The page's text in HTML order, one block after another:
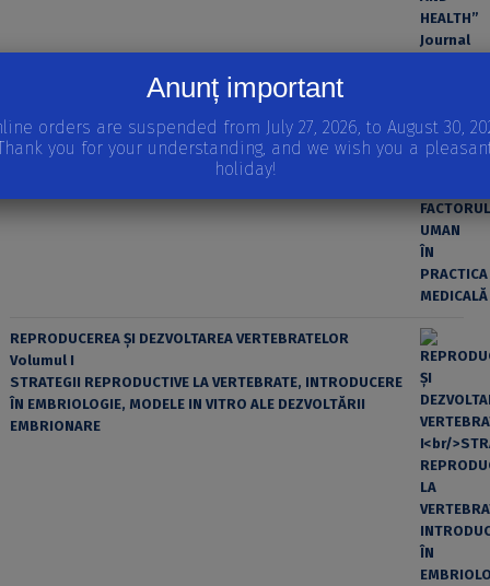
EROAREA ȘI FACTORUL UMAN ÎN PRACTICA MEDICALĂ
REPRODUCEREA ȘI DEZVOLTAREA VERTEBRATELOR
Volumul I
STRATEGII REPRODUCTIVE LA VERTEBRATE, INTRODUCERE
ÎN EMBRIOLOGIE, MODELE IN VITRO ALE DEZVOLTĂRII
EMBRIONARE
Anunț important
orders are suspended from July 27, 2026, to August 30,
you for your understanding, and we wish you a
holiday!